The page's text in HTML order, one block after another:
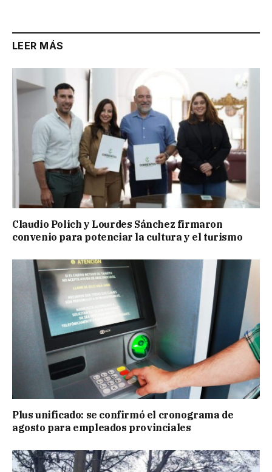
LEER MÁS
Claudio Polich y Lourdes Sánchez firmaron
convenio para potenciar la cultura y el turismo
Plus unificado: se confirmó el cronograma de
agosto para empleados provinciales